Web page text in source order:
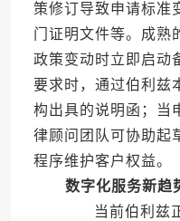
策修订导致申请标准
门证明文件等。成熟
政策变动时立即启动
要求时，通过伯利兹
构出具的说明函；当
律顾问团队可协助起
程序维护客户权益。
数字化服务新趋
当前伯利兹正